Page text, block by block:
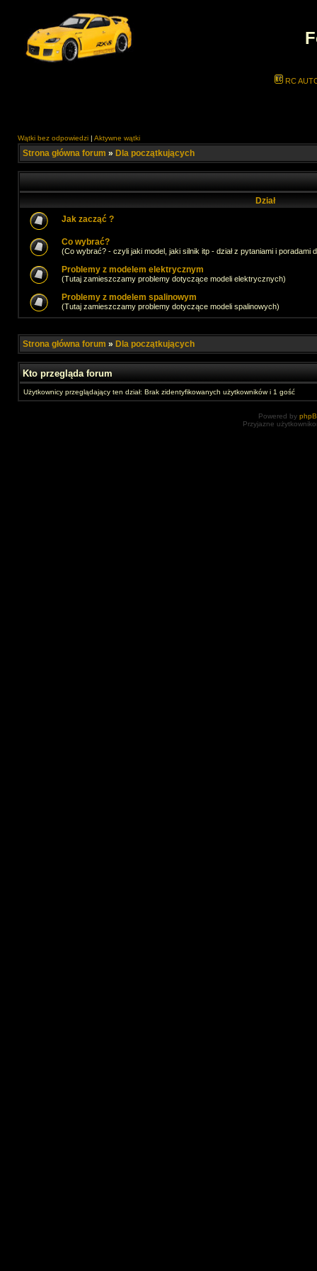
RC
Wątki bez odpowiedzi | Aktywne wątki
Strona główna forum » Dla początkujących
Dział
Jak zacząć ?
Co wybrać?
(Co wybrać? - czyli jaki model, jaki silnik itp - dział z pytaniami i poradami
Problemy z modelem elektrycznym
(Tutaj zamieszczamy problemy dotyczące modeli elektrycznych)
Problemy z modelem spalinowym
(Tutaj zamieszczamy problemy dotyczące modeli spalinowych)
Strona główna forum » Dla początkujących
Kto przegląda forum
Użytkownicy przeglądający ten dział: Brak zidentyfikowanych użytkowników i 1 gość
Powered by
Przyjazne